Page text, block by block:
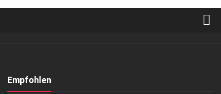
Kontakt, Impressum
Empfohlen